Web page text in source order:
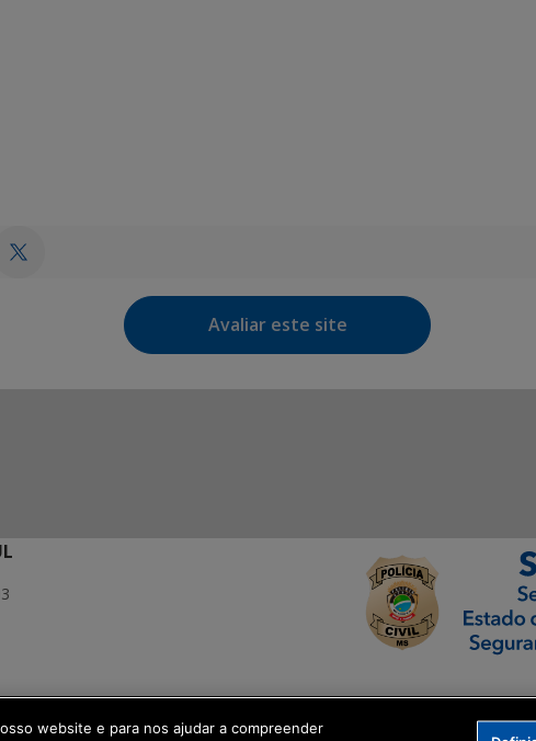
Avaliar este site
Digital
website e para nos ajudar a compreender